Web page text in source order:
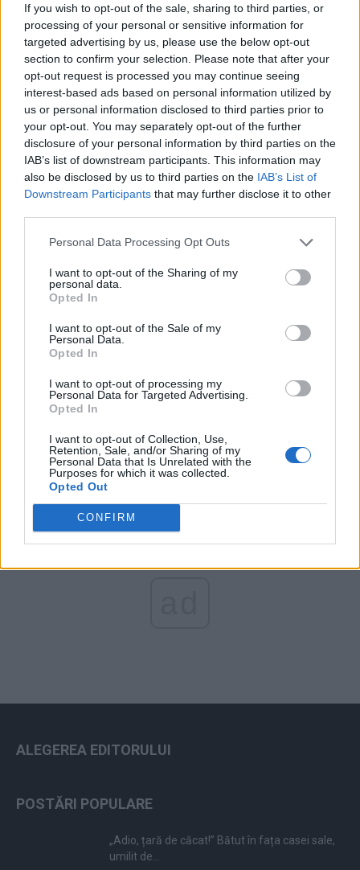
If you wish to opt-out of the sale, sharing to third parties, or
processing of your personal or sensitive information for
targeted advertising by us, please use the below opt-out
section to confirm your selection. Please note that after your
opt-out request is processed you may continue seeing
interest-based ads based on personal information utilized by
us or personal information disclosed to third parties prior to
your opt-out. You may separately opt-out of the further
disclosure of your personal information by third parties on the
IAB’s list of downstream participants. This information may
also be disclosed by us to third parties on the IAB’s List of
Downstream Participants that may further disclose it to other
Personal Data Processing Opt Outs
I want to opt-out of the Sharing of my
personal data.
Opted In
I want to opt-out of the Sale of my
Personal Data.
Opted In
I want to opt-out of processing my
Personal Data for Targeted Advertising.
Opted In
I want to opt-out of Collection, Use,
Retention, Sale, and/or Sharing of my
Personal Data that Is Unrelated with the
Purposes for which it was collected.
Opted Out
CONFIRM
REPER
SENS
SOS (Șoșoacă)
POT (Gavrilă)
PACE (Peia)
Acțiunea Conservatoare (Târziu)
PDF (Lazarus)
PUSL (D. Voiculescu)
FAR (Coarnă)
România pe Primul Loc (Ponta)
Altul
Arată rezultatele
ALEGEREA EDITORULUI
POSTĂRI POPULARE
„Adio, țară de căcat!” Bătut în fața casei sale,
umilit de...